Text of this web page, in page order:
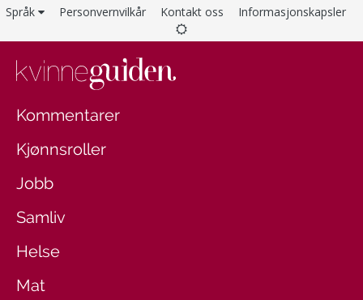
Språk Personvernvilkår Kontakt oss Informasjonskapsler
Kommentarer
Kjønnsroller
Jobb
Samliv
Helse
Mat